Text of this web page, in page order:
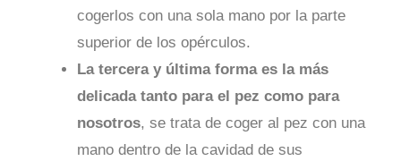
cogerlos con una sola mano por la parte
superior de los opérculos.
La tercera y última forma es la más
delicada tanto para el pez como para
nosotros, se trata de coger al pez con una
mano dentro de la cavidad de sus